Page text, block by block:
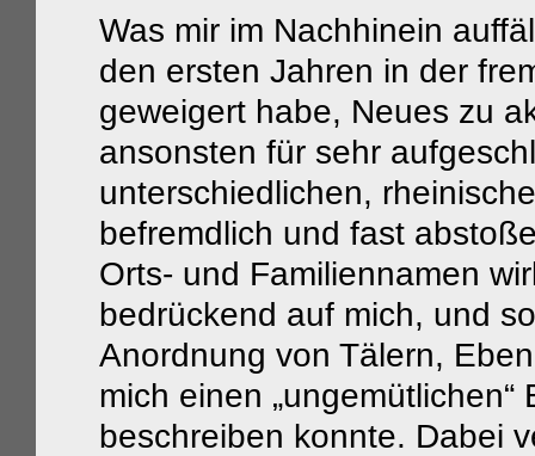
Was mir im Nachhinein
den ersten Jahren in der
geweigert habe, Neues zu
ansonsten für sehr
unterschiedlichen,
befremdlich und fast
Orts- und Familiennamen
bedrückend auf mich, und
Anordnung von Tälern,
mich einen
beschreiben konnte. Dabei